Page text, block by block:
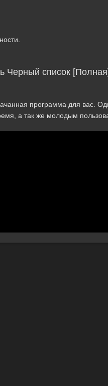
Черный список
программа для вас.
а так же молодым